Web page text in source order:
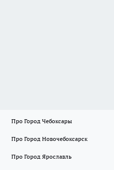
Про Город Чебоксары
Про Город Новочебоксарск
Про Город Ярославль